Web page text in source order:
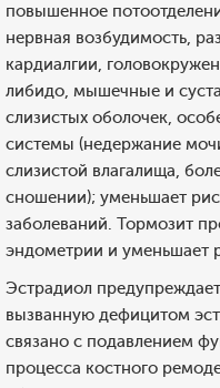
повышенное
нервная возбудимость,
кардиалгии,
либидо, мышечные и
слизистых оболочек,
системы (недержание
слизистой влагалища,
сношении); уменьшает
заболеваний. Тормозит
эндометрии и уменьшает
Эстрадиол
вызванную дефицитом
связано с подавлением
процесса костного